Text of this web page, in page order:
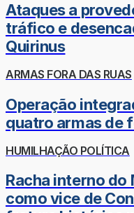
Ataques a
tráfico e
Quirinus
ARMAS FORA DAS RUAS
Operação
quatro armas de
HUMILHAÇÃO POLÍTICA
Racha interno do
como vice de